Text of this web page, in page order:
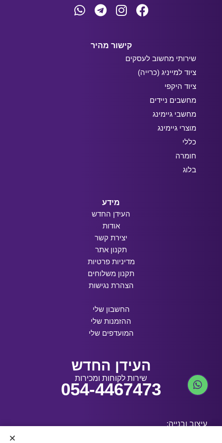
קישור מהיר
שירותי מחשוב לעסקים
ציוד למייניג (כרייה)
ציוד היקפי
מחשבים ניידים
מחשבי גיימינג
מוצרי גיימינג
כללי
חומרה
בלוג
מידע
העידן החדש
אודות
יצירת קשר
תקנון אתר
מדיניות פרטיות
תקנון משלוחים
הצהרת נגישות
החשבון שלי
ההזמנות שלי
המועדפים שלי
העידן החדש
שירות לקוחות ומכירות
054-4467473
עיצוב ובנייה: